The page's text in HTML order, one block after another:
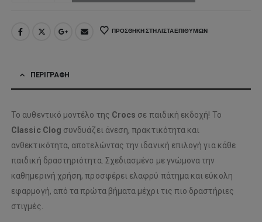
ΠΡΟΣΘΉΚΗ ΣΤΗ ΛΊΣΤΑ ΕΠΙΘΥΜΙΏΝ
ΠΕΡΙΓΡΑΦΉ
Το αυθεντικό μοντέλο της Crocs σε παιδική εκδοχή! Το
Classic Clog συνδυάζει άνεση, πρακτικότητα και
ανθεκτικότητα, αποτελώντας την ιδανική επιλογή για κάθε
παιδική δραστηριότητα. Σχεδιασμένο με γνώμονα την
καθημερινή χρήση, προσφέρει ελαφρύ πάτημα και εύκολη
εφαρμογή, από τα πρώτα βήματα μέχρι τις πιο δραστήριες
στιγμές.